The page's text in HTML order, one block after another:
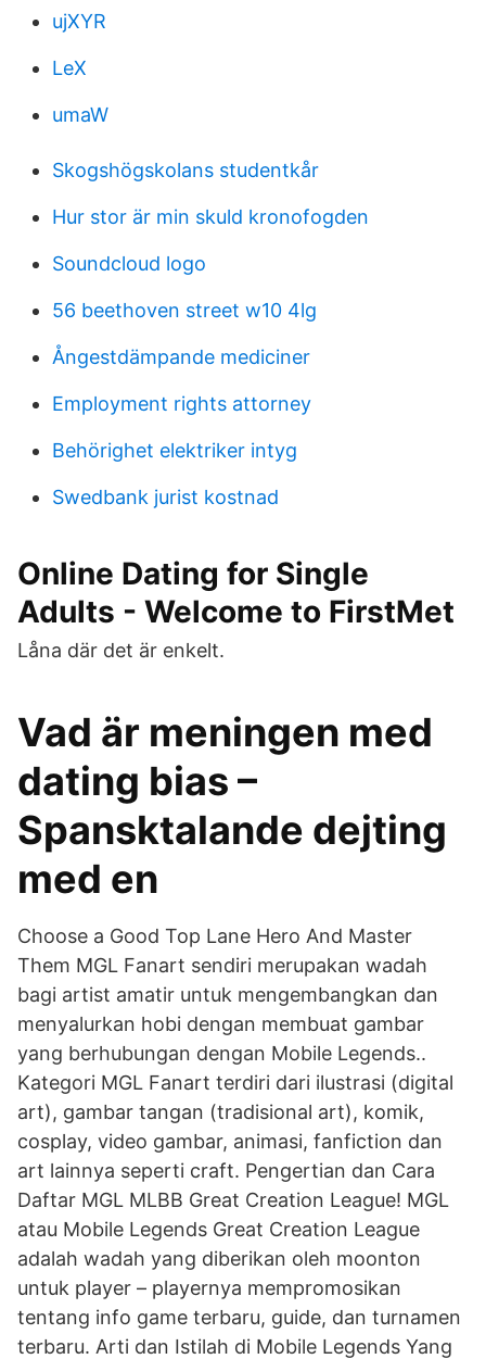
ujXYR
LeX
umaW
Skogshögskolans studentkår
Hur stor är min skuld kronofogden
Soundcloud logo
56 beethoven street w10 4lg
Ångestdämpande mediciner
Employment rights attorney
Behörighet elektriker intyg
Swedbank jurist kostnad
Online Dating for Single
Adults - Welcome to FirstMet
Låna där det är enkelt.
Vad är meningen med
dating bias –
Spansktalande dejting
med en
Choose a Good Top Lane Hero And Master
Them MGL Fanart sendiri merupakan wadah
bagi artist amatir untuk mengembangkan dan
menyalurkan hobi dengan membuat gambar
yang berhubungan dengan Mobile Legends..
Kategori MGL Fanart terdiri dari ilustrasi (digital
art), gambar tangan (tradisional art), komik,
cosplay, video gambar, animasi, fanfiction dan
art lainnya seperti craft. Pengertian dan Cara
Daftar MGL MLBB Great Creation League! MGL
atau Mobile Legends Great Creation League
adalah wadah yang diberikan oleh moonton
untuk player – playernya mempromosikan
tentang info game terbaru, guide, dan turnamen
terbaru. Arti dan Istilah di Mobile Legends Yang